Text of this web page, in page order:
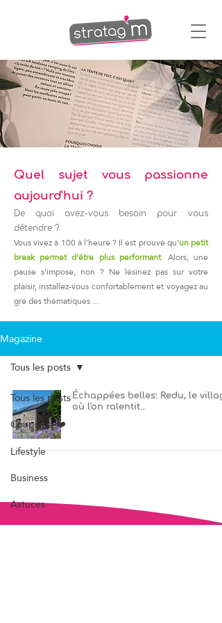
Quel sujet vous passionne
aujourd'hui ?
De quoi avez-vous besoin pour vous
détendre ?
Vous vivez à 100 à l'heure ? Il est prouvé qu'un petit
breakpermet d'être plus performant. Alors, une
pause s'impose, non ? Ne lésinez pas sur votre
plaisir, installez-vous confortablementet voyagez au
gré des thématiques ...
Magazine
Tous les posts
Coups de ❤️
Lifestyle
Business
Astuces
Love
Tous les posts
Échappées belles: Redu, le
où l'on ralentit...